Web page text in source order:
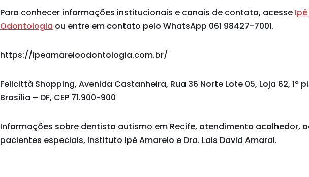
Para conhecer informações institucionais e canais de contato, acesse
Odontologia ou entre em contato pelo WhatsApp 061 98427-7001.
https://ipeamareloodontologia.com.br/
Felicittà Shopping, Avenida Castanheira, Rua 36 Norte Lote 05, Loja 62, 1º
Brasília – DF, CEP 71.900-900
Informações sobre dentista autismo em Recife, atendimento acolhedor,
pacientes especiais, Instituto Ipê Amarelo e Dra. Lais David Amaral.